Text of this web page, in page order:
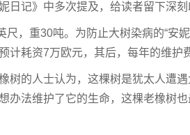
日记》中多次提及，给读者留下深刻
尺，重30吨。为防止大树染病的“安
计耗资7万欧元，其后，每年的维护
树的人士认为，这棵树是犹太人遭
办法维护了它的生命，这棵老橡树